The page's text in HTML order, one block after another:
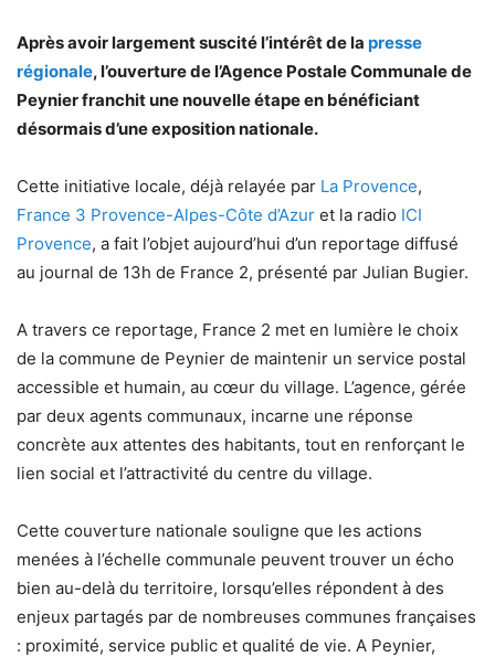
Après avoir largement suscité l’intérêt de la presse
régionale, l’ouverture de l’Agence Postale Communale de
Peynier franchit une nouvelle étape en bénéficiant
désormais d’une exposition nationale.
Cette initiative locale, déjà relayée par La Provence,
France 3 Provence-Alpes-Côte d’Azur et la radio ICI
Provence, a fait l’objet aujourd’hui d’un reportage diffusé
au journal de 13h de France 2, présenté par Julian Bugier.
A travers ce reportage, France 2 met en lumière le choix
de la commune de Peynier de maintenir un service postal
accessible et humain, au cœur du village. L’agence, gérée
par deux agents communaux, incarne une réponse
concrète aux attentes des habitants, tout en renforçant le
lien social et l’attractivité du centre du village.
Cette couverture nationale souligne que les actions
menées à l’échelle communale peuvent trouver un écho
bien au-delà du territoire, lorsqu’elles répondent à des
enjeux partagés par de nombreuses communes françaises
: proximité, service public et qualité de vie. A Peynier,